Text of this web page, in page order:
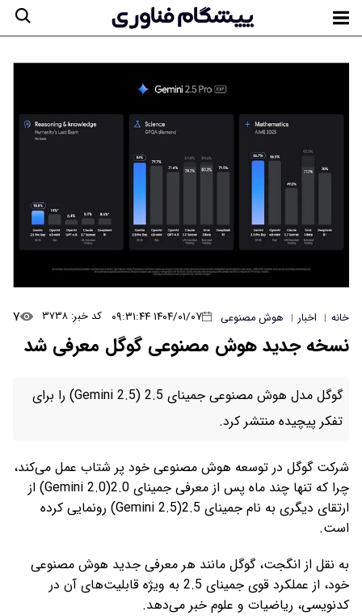
خانه | اخبار | هوش مصنوعی ۱۴۰۴/۰۱/۰۷ ۰۹:۳۱:۴۴ کد خبر: ۳۷۳۸ ۷
نسخه جدید هوش مصنوعی گوگل معرفی شد
گوگل مدل هوش مصنوعی جمینای 2.5 (Gemini 2.5) را برای
تفکر پیچیده منتشر کرد.
شرکت گوگل در توسعه هوش مصنوعی خود پر شتاب عمل می‌کند،
چرا که تنها چند ماه پس از معرفی جمینای 2.0(Gemini 2.0) از
ارتقای دیگری به نام جمینای 2.5(Gemini 2.5) رونمایی کرده
است.
به نقل از انگجت، گوگل مانند هر معرفی جدید هوش مصنوعی
خود، از عملکرد قوی جمینای 2.5 به ویژه قابلیت‌های آن در
کدنویسی، ریاضیات و علوم خبر می‌دهد.